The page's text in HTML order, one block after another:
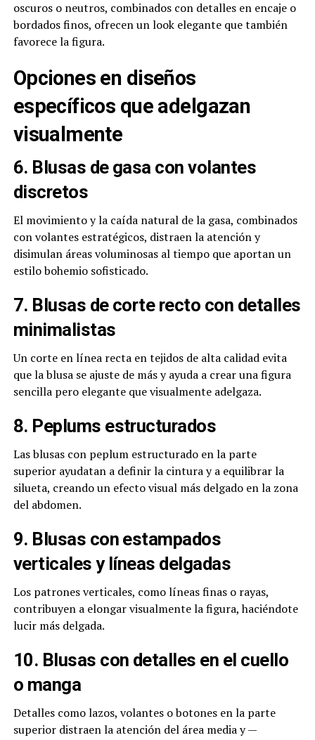
oscuros o neutros, combinados con detalles en encaje o
bordados finos, ofrecen un look elegante que también
favorece la figura.
Opciones en diseños
específicos que adelgazan
visualmente
6. Blusas de gasa con volantes
discretos
El movimiento y la caída natural de la gasa, combinados
con volantes estratégicos, distraen la atención y
disimulan áreas voluminosas al tiempo que aportan un
estilo bohemio sofisticado.
7. Blusas de corte recto con detalles
minimalistas
Un corte en línea recta en tejidos de alta calidad evita
que la blusa se ajuste de más y ayuda a crear una figura
sencilla pero elegante que visualmente adelgaza.
8. Peplums estructurados
Las blusas con peplum estructurado en la parte
superior ayudatan a definir la cintura y a equilibrar la
silueta, creando un efecto visual más delgado en la zona
del abdomen.
9. Blusas con estampados
verticales y líneas delgadas
Los patrones verticales, como líneas finas o rayas,
contribuyen a elongar visualmente la figura, haciéndote
lucir más delgada.
10. Blusas con detalles en el cuello
o manga
Detalles como lazos, volantes o botones en la parte
superior distraen la atención del área media y —